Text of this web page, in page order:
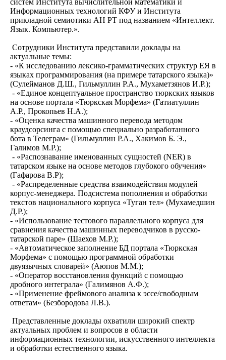
систем Института вычислительной математики и
Информационных технологий КФУ и Института
прикладной семиотики АН РТ под названием «Интеллект.
Язык. Компьютер.».
Сотрудники Института представили доклады на
актуальные темы:
- «К исследованию лексико-грамматических структур ЕЯ в
языках программирования (на примере татарского языка)»
(Сулейманов Д.Ш., Гильмуллин Р.А., Мухаметзянов И.Р.);
- «Единое концептуальное пространство тюркских языков
на основе портала «Тюркская Морфема» (Гатиатуллин
А.Р., Прокопьев Н.А.);
- «Оценка качества машинного перевода методом
краудсорсинга с помощью специально разработанного
бота в Телеграм» (Гильмуллин Р.А., Хакимов Б. Э.,
Галимов М.Р.);
- «Распознавание именованных сущностей (NER) в
татарском языке на основе методов глубокого обучения»
(Гафарова В.Р);
- «Распределенные средства взаимодействия модулей
корпус-менеджера. Подсистема пополнения и обработки
текстов национального корпуса «Туган тел» (Мухамедшин
Д.Р.);
- «Использование тестового параллельного корпуса для
сравнения качества машинных переводчиков в русско-
татарской паре» (Шаехов М.Р.);
- «Автоматическое заполнение БД портала «Тюркская
Морфема» с помощью программной обработки
двуязычных словарей» (Аюпов М.М.);
- «Оператор восстановления функций с помощью
дробного интеграла» (Галимянов А.Ф.);
- «Применение фреймового анализа к эссе/свободным
ответам» (Безбородова Л.В.).
Представленные доклады охватили широкий спектр
актуальных проблем и вопросов в области
информационных технологии, искусственного интеллекта
и обработки естественного языка.